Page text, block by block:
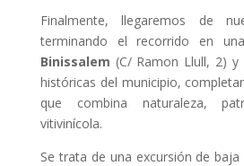
Finalmente, llegaremos de
terminando el recorrido en
Binissalem (C/ Ramon Llull, 2)
históricas del municipio,
que combina naturaleza,
vitivinícola.
Se trata de una excursión de